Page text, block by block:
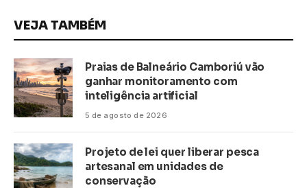
VEJA TAMBÉM
Praias de Balneário Camboriú vão
ganhar monitoramento com
inteligência artificial
5 de agosto de 2026
Projeto de lei quer liberar pesca
artesanal em unidades de
conservação